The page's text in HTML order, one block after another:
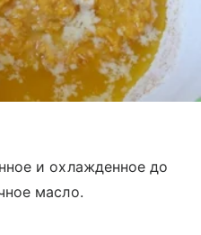
и охлажденное до
масло.